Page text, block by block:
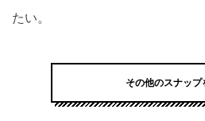
たい。
その他のスナップ